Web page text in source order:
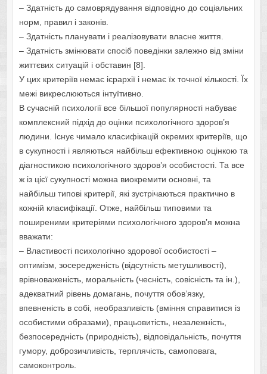
– Здатність до самоврядування відповідно до соціальних
норм, правил і законів.
– Здатність планувати і реалізовувати власне життя.
– Здатність змінювати спосіб поведінки залежно від зміни
життєвих ситуацій і обставин [8].
У цих критеріїв немає ієрархії і немає їх точної кількості. Їх
межі викреслюються інтуїтивно.
В сучасній психології все більшої популярності набуває
комплексний підхід до оцінки психологічного здоров’я
людини. Існує чимало класифікацій окремих критеріїв, що
в сукупності і являються найбільш ефективною оцінкою та
діагностикою психологічного здоров’я особистості. Та все
ж із цієї сукупності можна виокремити основні, та
найбільш типові критерії, які зустрічаються практично в
кожній класифікації. Отже, найбільш типовими та
поширеними критеріями психологічного здоров’я можна
вважати:
– Властивості психологічно здорової особистості –
оптимізм, зосередженість (відсутність метушливості),
врівноваженість, моральність (чесність, совісність та ін.),
адекватний рівень домагань, почуття обов’язку,
впевненість в собі, необразливість (вміння справитися із
особистими образами), працьовитість, незалежність,
безпосередність (природність), відповідальність, почуття
гумору, доброзичливість, терплячість, самоповага,
самоконтроль.